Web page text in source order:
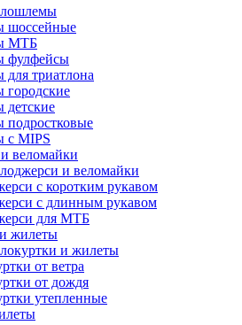
МТБ
фулфейсы
триатлона
MIPS
веломайки
и веломайки
с коротким рукавом
с длинным рукавом
для МТБ
жилеты
и жилеты
от ветра
от дождя
утепленные